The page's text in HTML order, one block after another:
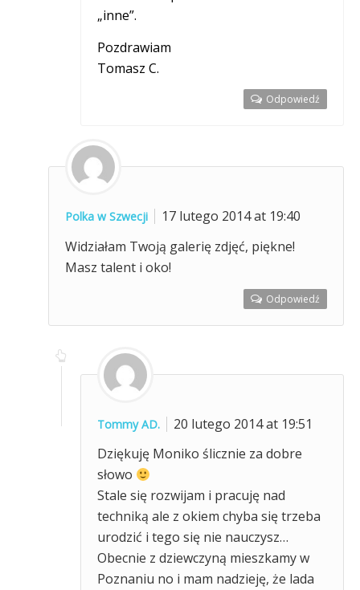
„inne”.
Pozdrawiam
Tomasz C.
Odpowiedź
Polka w Szwecji
17 lutego 2014 at 19:40
Widziałam Twoją galerię zdjęć, piękne!
Masz talent i oko!
Odpowiedź
Tommy AD.
20 lutego 2014 at 19:51
Dziękuję Moniko ślicznie za dobre
słowo
Stale się rozwijam i pracuję nad
techniką ale z okiem chyba się trzeba
urodzić i tego się nie nauczysz…
Obecnie z dziewczyną mieszkamy w
Poznaniu no i mam nadzieję, że lada